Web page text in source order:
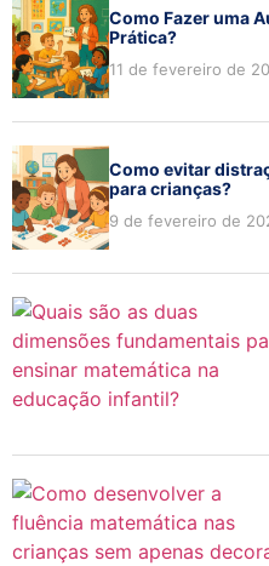
Como Fazer uma
Prática?
11 de fevereiro de
Como evitar
para crianças?
9 de fevereiro de